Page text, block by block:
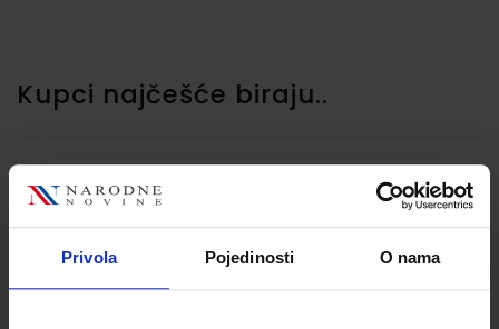
Privola Pojedinosti O nama
Kupci najčešće biraju..
MAP511790